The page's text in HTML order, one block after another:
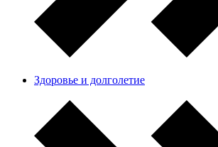
Здоровье и долголетие